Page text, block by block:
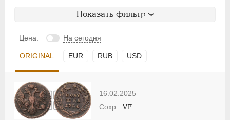
Показать фильтр
Цена: На сегодня
ORIGINAL EUR RUB USD
16.02.2025
VF